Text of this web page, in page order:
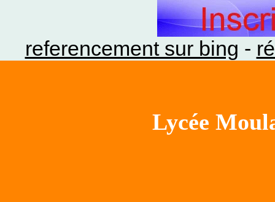
referencement sur bing -
Lycée